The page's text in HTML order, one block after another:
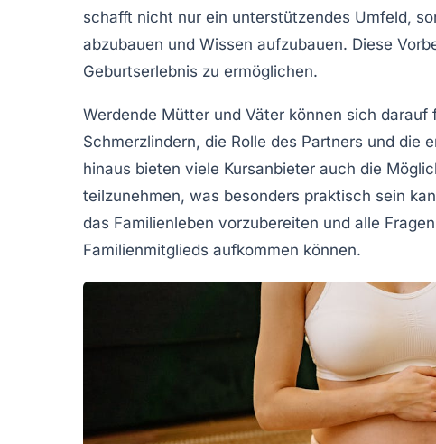
schafft nicht nur ein unterstützendes Umfeld,
abzubauen und Wissen aufzubauen. Diese
Geburtserlebnis zu ermöglichen.
Werdende Mütter und Väter können sich darauf
Schmerzlindern, die Rolle des Partners und die
hinaus bieten viele Kursanbieter auch die
teilzunehmen, was besonders praktisch sein
das Familienleben vorzubereiten und alle
Familienmitglieds aufkommen können.